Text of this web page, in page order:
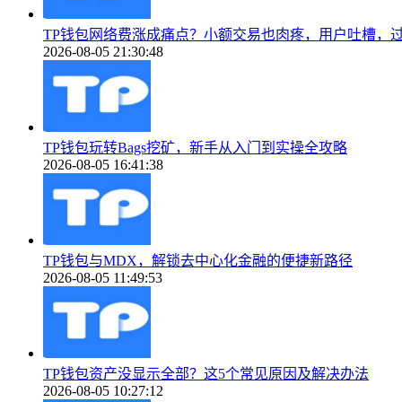
TP钱包网络费涨成痛点？小额交易也肉疼，用户吐槽，
2026-08-05 21:30:48
TP钱包玩转Bags挖矿，新手从入门到实操全攻略
2026-08-05 16:41:38
TP钱包与MDX，解锁去中心化金融的便捷新路径
2026-08-05 11:49:53
TP钱包资产没显示全部？这5个常见原因及解决办法
2026-08-05 10:27:12